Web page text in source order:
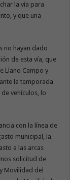
la vía para
y que una
no hayan dado
de esta vía, que
Llano Campo y
la temporada
vehículos, lo
con la línea de
municipal, la
a las arcas
solicitud de
Movilidad del